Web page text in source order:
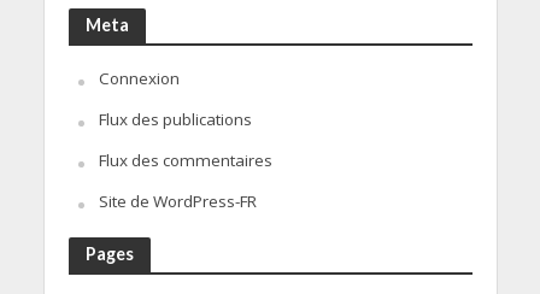
Meta
Connexion
Flux des publications
Flux des commentaires
Site de WordPress-FR
Pages